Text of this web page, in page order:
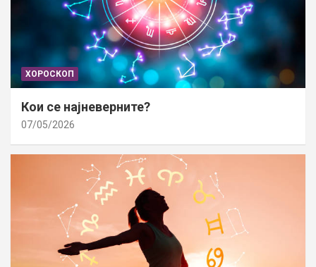
ХОРОСКОП
Кои се најневерните?
07/05/2026